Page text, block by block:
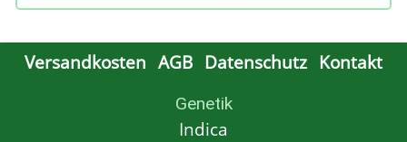
Versandkosten AGB Datenschutz Kontakt
Genetik
Indica